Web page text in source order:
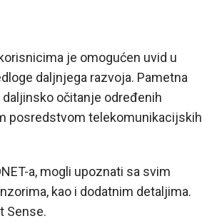
je omogućen uvid u
daljnjega razvoja. Pametna
očitanje određenih
posredstvom telekomunikacijskih
a, mogli upoznati sa svim
kao i dodatnim detaljima.
Sense.